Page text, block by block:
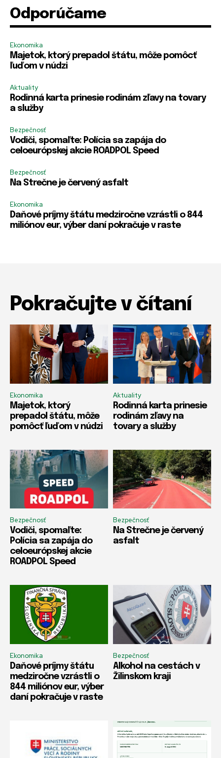
R
e
e
m
b
e
m
e
Zapamätať si ma
H
e
s
o
m
e
R
e
e
m
b
e
m
e
Zapamätať si ma
Odporúčame
Ekonomika
Majetok, ktorý prepadol štátu, môže pomôcť
ľuďom v núdzi
Aktuality
Rodinná karta prinesie rodinám zľavy na tovary
a služby
Bezpečnosť
Vodiči, spomaľte: Polícia sa zapája do
celoeurópskej akcie ROADPOL Speed
Bezpečnosť
Na Strečne je červený asfalt
Ekonomika
Daňové príjmy štátu medziročne vzrástli o 844
miliónov eur, výber daní pokračuje v raste
Pokračujte v čítaní
Ekonomika
Majetok, ktorý
prepadol štátu, môže
pomôcť ľuďom v núdzi
Aktuality
Rodinná karta prinesie
rodinám zľavy na
tovary a služby
Bezpečnosť
Vodiči, spomaľte:
Polícia sa zapája do
celoeurópskej akcie
ROADPOL Speed
Bezpečnosť
Na Strečne je červený
asfalt
Ekonomika
Daňové príjmy štátu
medziročne vzrástli o
844 miliónov eur, výber
daní pokračuje v raste
Bezpečnosť
Alkohol na cestách v
Žilinskom kraji